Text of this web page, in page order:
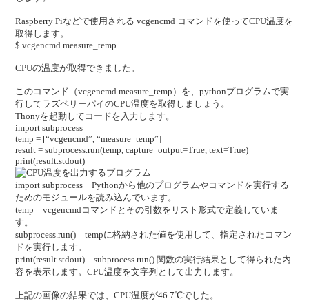
Raspberry Piなどで使用される vcgencmd コマンドを使ってCPU温度を
取得します。
$ vcgencmd measure_temp
CPUの温度が取得できました。
このコマンド（vcgencmd measure_temp）を、pythonプログラムで実
行してラズベリーパイのCPU温度を取得しましょう。
Thonyを起動してコードを入力します。
import subprocess
temp = [“vcgencmd”, “measure_temp”]
result = subprocess.run(temp, capture_output=True, text=True)
print(result.stdout)
import subprocess Pythonから他のプログラムやコマンドを実行する
ためのモジュールを読み込んでいます。
temp vcgencmdコマンドとその引数をリスト形式で定義していま
す。
subprocess.run() tempに格納された値を使用して、指定されたコマン
ドを実行します。
print(result.stdout) subprocess.run() 関数の実行結果として得られた内
容を表示します。CPU温度を文字列として出力します。
上記の画像の結果では、CPU温度が46.7℃でした。